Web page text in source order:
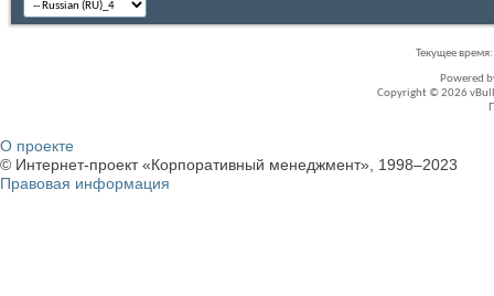
Текущее время:
Powered
Copyright © 2026
О проекте
© Интернет-проект «Корпоративный менеджмент», 1998–2023
Правовая информация